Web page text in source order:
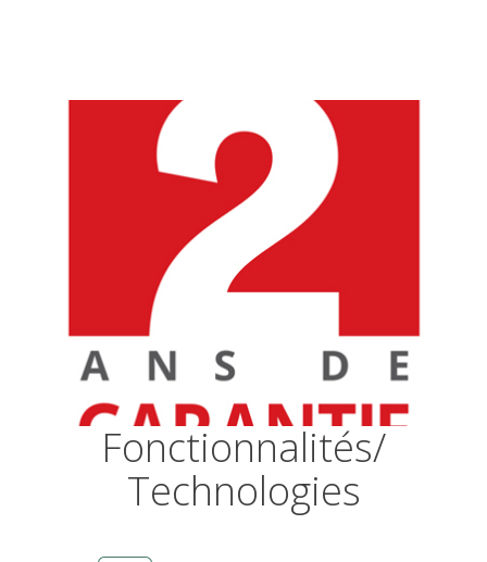
Fonctionnalités/
Technologies